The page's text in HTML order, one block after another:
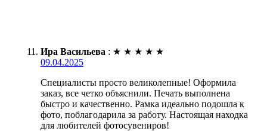
Ира Васильева : ★ ★ ★ ★ ★
09.04.2025
Специалисты просто великолепные! Оформила
заказ, все четко объяснили. Печать выполнена
быстро и качественно. Рамка идеально подошла к
фото, поблагодарила за работу. Настоящая находка
для любителей фотосувениров!